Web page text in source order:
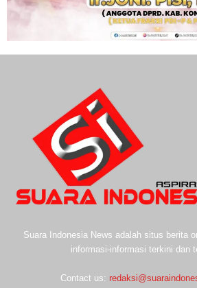
Suara Indonesia News adalah situs berita
informasi-informasi terkini dan
Contact us: